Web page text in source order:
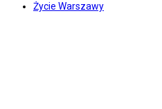
Życie Warszawy